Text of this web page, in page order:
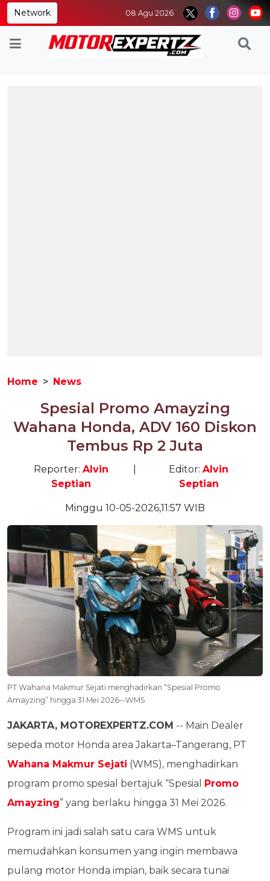
Network 08 Agu 2026
Home News
Spesial Promo Amayzing
Wahana Honda, ADV 160 Diskon
Tembus Rp 2 Juta
Reporter: Alvin
Septian
Editor:Alvin
Septian
Minggu 10-05-2026,11:57 WIB
PT Wahana Makmur Sejati menghadirkan “Spesial Promo
Amayzing” hingga 31 Mei 2026--WMS
JAKARTA, MOTOREXPERTZ.COM -- Main Dealer
sepeda motor Honda area Jakarta–Tangerang, PT
Wahana Makmur Sejati (WMS), menghadirkan
program promo spesial bertajuk “Spesial Promo
Amayzing” yang berlaku hingga 31 Mei 2026.
Program ini jadi salah satu cara WMS untuk
memudahkan konsumen yang ingin membawa
pulang motor Honda impian, baik secara tunai